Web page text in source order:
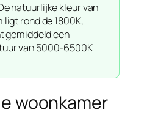
natuurlijke kleur van
rond de 1800K,
gemiddeld een
van 5000-6500K
woonkamer